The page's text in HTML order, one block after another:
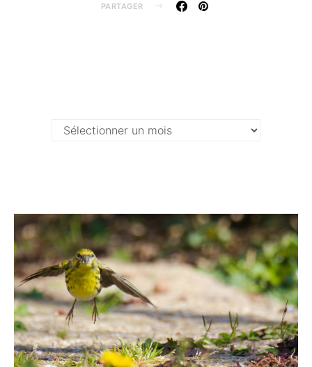
PARTAGER
Archives